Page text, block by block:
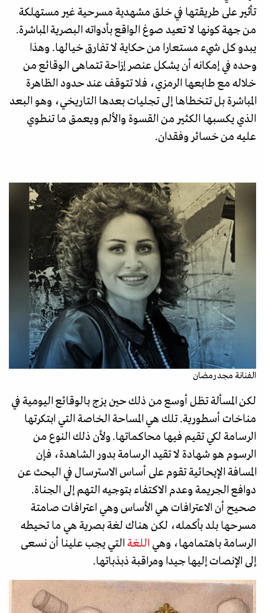
تأثير على طريقتها في خلق مشهدية مسرحية غير مستهلكة
من جهة كونها لا تعيد صوغ الواقع بأدواته البصرية المباشرة.
يبدو كل شيء مستعارا من حكاية لا تفارق خيالها. وهذا
وحده في إمكانه أن يشكل عنصر إزاحة تتماهى الوقائع من
خلاله مع طابعها الرمزي، فلا تتوقف عند حدود الظاهرة
المباشرة بل تتخطاها إلى تجليات بعدها التاريخي، وهو البعد
الذي يكسبها الكثير من القسوة والألم ويعمق ما تنطوي
عليه من خسائر وفقدان.
الفنانة مجد رمضان
لكن المسألة تظل أوسع من ذلك حين يزج بالوقائع اليومية في
مناخات أسطورية. تلك هي المساحة الخاصة التي ابتكرتها
الرسامة لكي تقيم فيها محاكماتها. ولأن ذلك النوع من
الرسوم هو شهادة لا تقيد الرسامة بدور الشاهدة، فإن
المسافة الإيحائية تقوم على أساس الاسترسال في البحث عن
دوافع الجريمة وعدم الاكتفاء بتوجيه التهم إلى الجناة.
صحيح أن الاعترافات هي الأساس وهي اعترافات صامتة
مسرحها بلد بأكمله، لكن هناك لغة بصرية هي ما تحيطه
الرسامة باهتمامها، وهي اللغة التي يجب علينا أن نسعى
إلى الإنصات إليها جيدا ومراقبة ذبذباتها.